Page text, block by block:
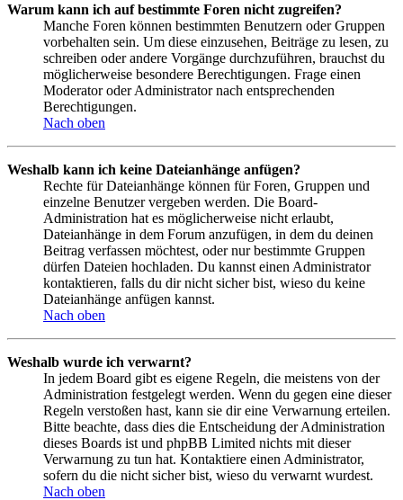
Warum kann ich auf bestimmte Foren nicht zugreifen?
Manche Foren können bestimmten Benutzern oder Gruppen
vorbehalten sein. Um diese einzusehen, Beiträge zu lesen, zu
schreiben oder andere Vorgänge durchzuführen, brauchst du
möglicherweise besondere Berechtigungen. Frage einen
Moderator oder Administrator nach entsprechenden
Berechtigungen.
Nach oben
Weshalb kann ich keine Dateianhänge anfügen?
Rechte für Dateianhänge können für Foren, Gruppen und
einzelne Benutzer vergeben werden. Die Board-
Administration hat es möglicherweise nicht erlaubt,
Dateianhänge in dem Forum anzufügen, in dem du deinen
Beitrag verfassen möchtest, oder nur bestimmte Gruppen
dürfen Dateien hochladen. Du kannst einen Administrator
kontaktieren, falls du dir nicht sicher bist, wieso du keine
Dateianhänge anfügen kannst.
Nach oben
Weshalb wurde ich verwarnt?
In jedem Board gibt es eigene Regeln, die meistens von der
Administration festgelegt werden. Wenn du gegen eine dieser
Regeln verstoßen hast, kann sie dir eine Verwarnung erteilen.
Bitte beachte, dass dies die Entscheidung der Administration
dieses Boards ist und phpBB Limited nichts mit dieser
Verwarnung zu tun hat. Kontaktiere einen Administrator,
sofern du die nicht sicher bist, wieso du verwarnt wurdest.
Nach oben